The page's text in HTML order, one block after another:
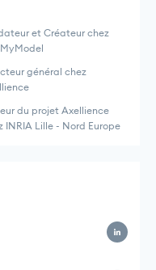
et Créateur chez
général chez
du projet Axellience
INRIA Lille - Nord Europe